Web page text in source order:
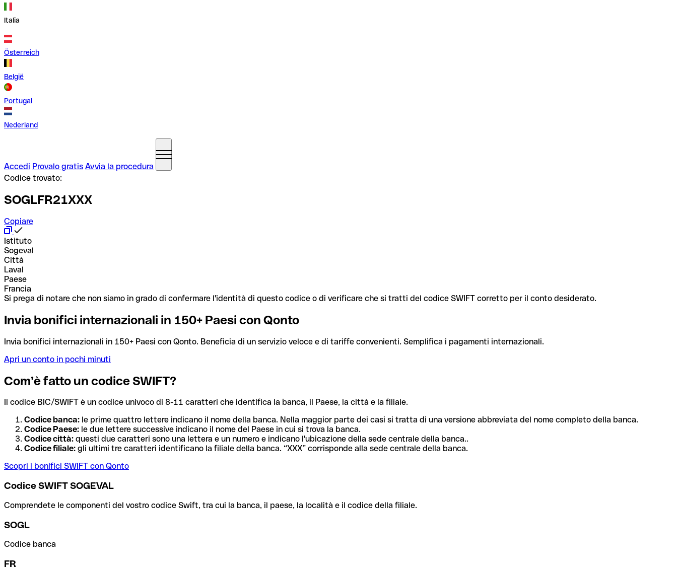
Italia
Österreich
België
Portugal
Nederland
Accedi Provalo gratis Avvia la procedura
Codice trovato:
SOGLFR21XXX
Copiare
Istituto
Sogeval
Città
Laval
Paese
Francia
Si prega di notare che non siamo in grado di confermare l'identità di questo codice o di verificare che si tratti del codice SWIFT corretto per il conto desiderato.
Invia bonifici internazionali in 150+ Paesi con Qonto
Invia bonifici internazionali in 150+ Paesi con Qonto. Beneficia di un servizio veloce e di tariffe convenienti. Semplifica i pagamenti internazionali.
Apri un conto in pochi minuti
Com’è fatto un codice SWIFT?
Il codice BIC/SWIFT è un codice univoco di 8-11 caratteri che identifica la banca, il Paese, la città e la filiale.
Codice banca: le prime quattro lettere indicano il nome della banca. Nella maggior parte dei casi si tratta di una versione abbreviata del nome completo della banca.
Codice Paese: le due lettere successive indicano il nome del Paese in cui si trova la banca.
Codice città: questi due caratteri sono una lettera e un numero e indicano l'ubicazione della sede centrale della banca..
Codice filiale: gli ultimi tre caratteri identificano la filiale della banca. “XXX” corrisponde alla sede centrale della banca.
Scopri i bonifici SWIFT con Qonto
Codice SWIFT SOGEVAL
Comprendete le componenti del vostro codice Swift, tra cui la banca, il paese, la località e il codice della filiale.
SOGL
Codice banca
FR